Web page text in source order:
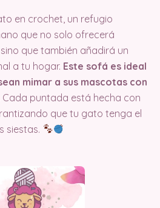
en crochet, un refugio
que no solo ofrecerá
que también añadirá un
a tu hogar. Este sofá es ideal
mimar a sus mascotas con
Cada puntada está hecha con
que tu gato tenga el
siestas.